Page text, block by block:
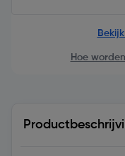
Hoe